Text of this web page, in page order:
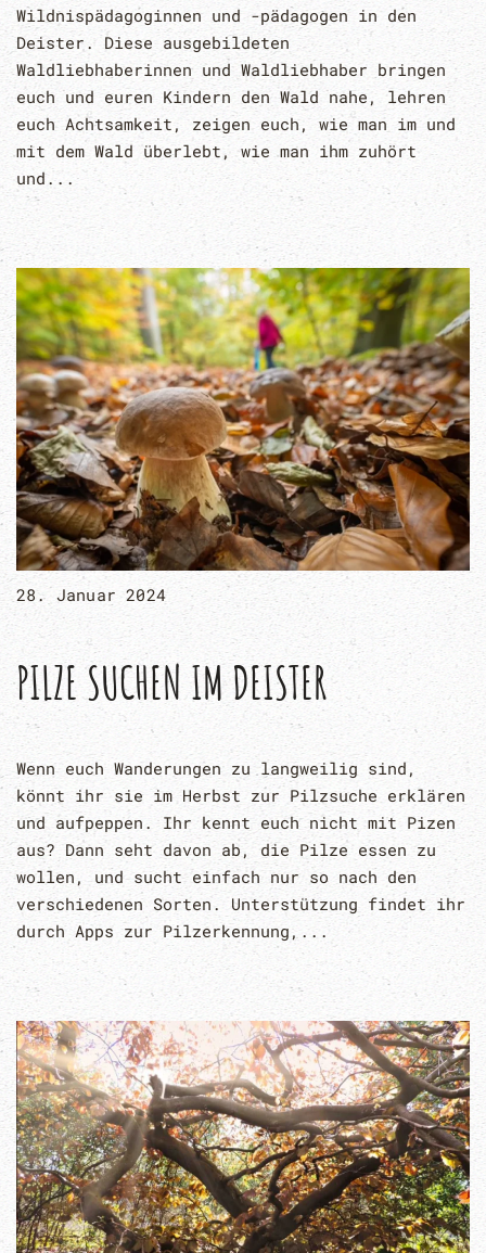
Wildnispädagoginnen und -pädagogen in den
Deister. Diese ausgebildeten
Waldliebhaberinnen und Waldliebhaber bringen
euch und euren Kindern den Wald nahe, lehren
euch Achtsamkeit, zeigen euch, wie man im und
mit dem Wald überlebt, wie man ihm zuhört
und...
28. Januar 2024
PILZE SUCHEN IM DEISTER
Wenn euch Wanderungen zu langweilig sind,
könnt ihr sie im Herbst zur Pilzsuche erklären
und aufpeppen. Ihr kennt euch nicht mit Pizen
aus? Dann seht davon ab, die Pilze essen zu
wollen, und sucht einfach nur so nach den
verschiedenen Sorten. Unterstützung findet ihr
durch Apps zur Pilzerkennung,...